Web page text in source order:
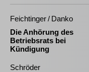
Feichtinger / Danko
Die Anhörung des
Betriebsrats bei
Kündigung
Schröder